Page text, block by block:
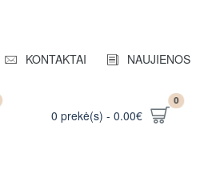
KONTAKTAI NAUJIENOS
0 prekė(s) - 0.00€
0